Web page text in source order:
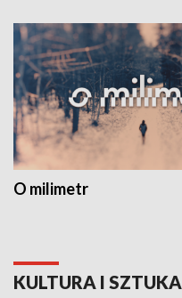
O milimetr
KULTURA I SZTUKA